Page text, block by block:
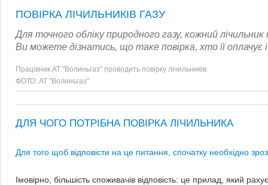
ПОВІРКА ЛІЧИЛЬНИКІВ ГАЗУ
Для точного обліку природного газу, кожний лічильник
Ви можете дізнатись, що таке повірка, хто її оплачує
Працівник АТ "Волиньгаз" проводить повірку лічильників
ФОТО: АТ "Волиньгаз"
ДЛЯ ЧОГО ПОТРІБНА ПОВІРКА ЛІЧИЛЬНИКА
Для того щоб відповісти на це питання, спочатку необхідно
Імовірно, більшість споживачів відповість: це прилад, який